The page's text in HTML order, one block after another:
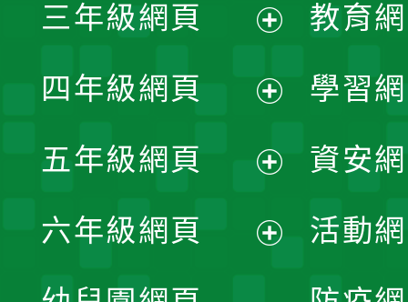
選
單
開
選
單
三年級網頁
開
選
單
四年級網頁
開
選
五年級網頁
開
六年級網頁
教育
學習
資安
活動